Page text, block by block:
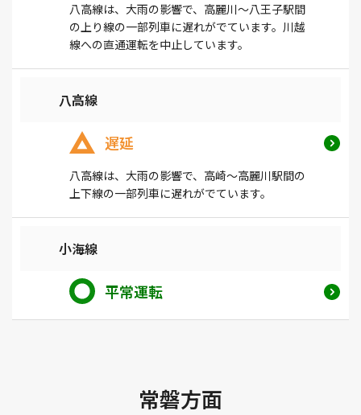
八高線は、大雨の影響で、高麗川～八王子駅間
の上り線の一部列車に遅れがでています。川越
線への直通運転を中止しています。
八高線
遅延
八高線は、大雨の影響で、高崎～高麗川駅間の
上下線の一部列車に遅れがでています。
小海線
平常運転
常磐方面